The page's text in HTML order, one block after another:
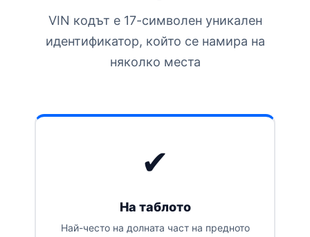
VIN кодът е 17-символен уникален
идентификатор, който се намира на
няколко места
✔
На таблото
Най-често на долната част на предното